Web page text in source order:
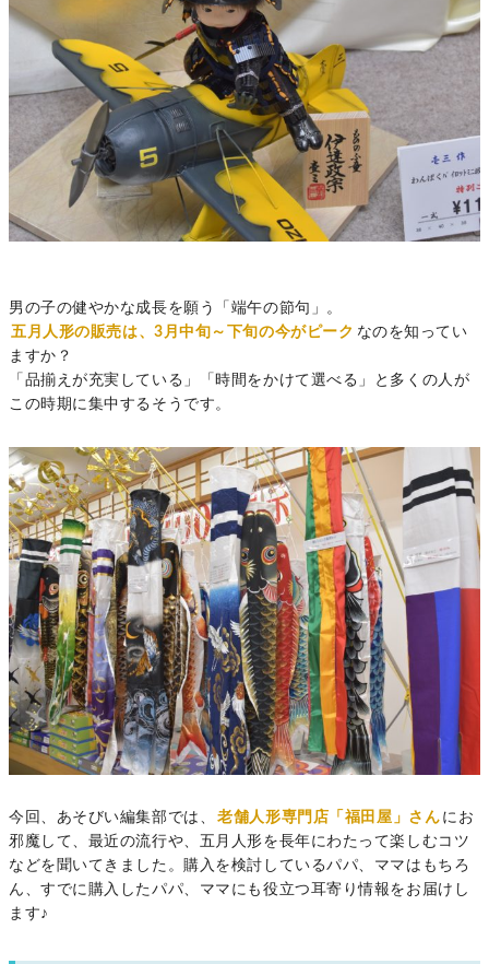
男の子の健やかな成長を願う「端午の節句」。
五月人形の販売は、3月中旬～下旬の今がピーク なのを知ってい
ますか？
「品揃えが充実している」「時間をかけて選べる」と多くの人が
この時期に集中するそうです。
今回、あそびい編集部では、 老舗人形専門店「福田屋」さん にお
邪魔して、最近の流行や、五月人形を長年にわたって楽しむコツ
などを聞いてきました。購入を検討しているパパ、ママはもちろ
ん、すでに購入したパパ、ママにも役立つ耳寄り情報をお届けし
ます♪